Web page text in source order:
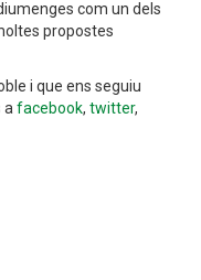
com un dels
propostes
i que ens seguiu
a facebook, twitter,